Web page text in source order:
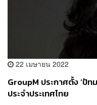
22 เมษายน 2022
GroupM ประกาศตั้ง ‘ปั
ประจำประเทศไทย